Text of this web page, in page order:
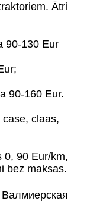
Ātri
90-130 Eur
90-160 Eur.
claas,
0, 90 Eur/km,
bez maksas.